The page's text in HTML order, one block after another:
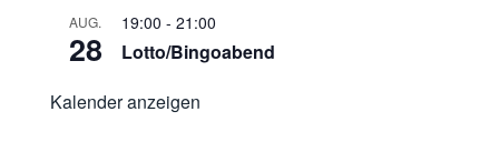
AUG.
28
19:00 - 21:00
Lotto/Bingoabend
Kalender anzeigen